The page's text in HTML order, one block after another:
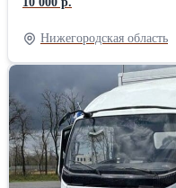
Нижегородская область